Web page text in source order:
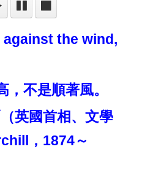
the wind,
，不是順著風。
英國首相、文學
，1874～